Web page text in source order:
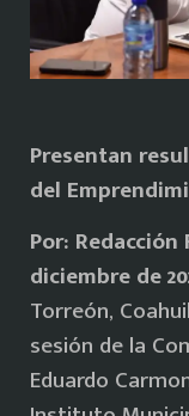
Presentan
del
Por:
diciembre de
Torreón,
sesión de la
Eduardo